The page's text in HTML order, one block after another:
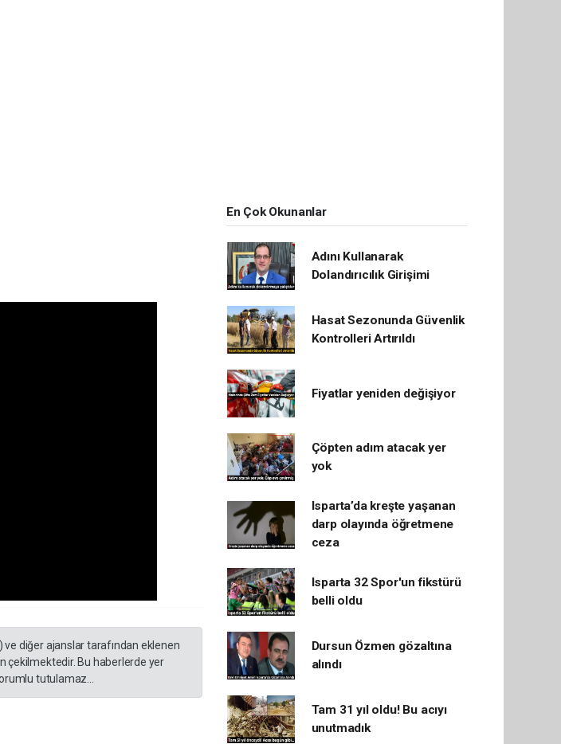
ve diğer ajanslar tarafından eklenen
çekilmektedir. Bu haberlerde yer
tutulamaz...
En Çok Okunanlar
Adını Kullanarak
Dolandırıcılık Girişimi
Hasat Sezonunda Güvenlik
Kontrolleri Artırıldı
Fiyatlar yeniden değişiyor
Çöpten adım atacak yer
yok
Isparta’da kreşte yaşanan
darp olayında öğretmene
ceza
Isparta 32 Spor'un fikstürü
belli oldu
Dursun Özmen gözaltına
alındı
Tam 31 yıl oldu! Bu acıyı
unutmadık